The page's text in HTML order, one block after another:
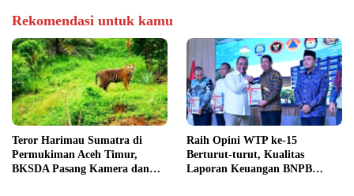
Rekomendasi untuk kamu
Teror Harimau Sumatra di
Permukiman Aceh Timur,
BKSDA Pasang Kamera dan
Raih Opini WTP ke-15
Berturut-turut, Kualitas
Laporan Keuangan BNPB